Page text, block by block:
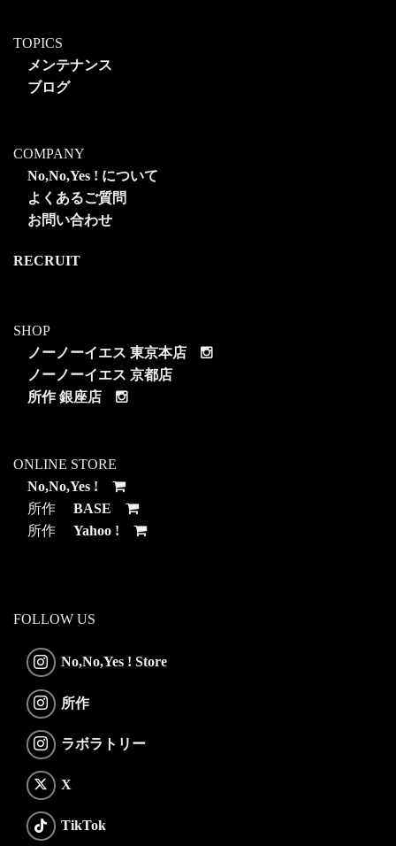
TOPICS
メンテナンス
ブログ
COMPANY
No,No,Yes ! について
よくあるご質問
お問い合わせ
RECRUIT
SHOP
ノーノーイエス 東京本店
ノーノーイエス 京都店
所作 銀座店
ONLINE STORE
No,No,Yes !
所作 BASE
所作 Yahoo !
FOLLOW US
No,No,Yes ! Store
所作
ラボラトリー
X
TikTok